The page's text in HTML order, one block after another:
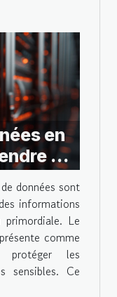
en
et
de
données sont
informations
primordiale. Le
comme
les
sensibles. Ce